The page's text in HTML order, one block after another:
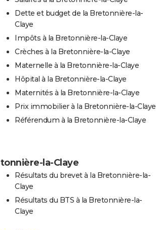
Dette et budget de la Bretonnière-la-
Claye
Impôts à la Bretonnière-la-Claye
Crèches à la Bretonnière-la-Claye
Maternelle à la Bretonnière-la-Claye
Hôpital à la Bretonnière-la-Claye
Maternités à la Bretonnière-la-Claye
Prix immobilier à la Bretonnière-la-Claye
Référendum à la Bretonnière-la-Claye
la-Claye
Résultats du brevet à la Bretonnière-la-
Claye
Résultats du BTS à la Bretonnière-la-
Claye